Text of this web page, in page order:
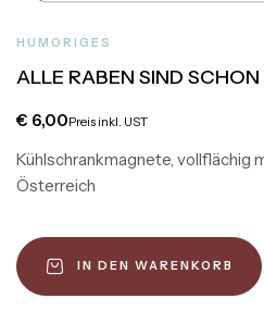
HUMORIGES
ALLE RABEN SIND SCHON
€ 6,00Preis inkl. UST
Kühlschrankmagnete, vollflächig
Österreich
IN DEN WARENKORB